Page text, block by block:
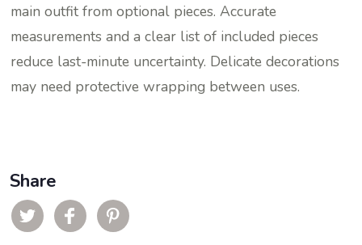
main outfit from optional pieces. Accurate
measurements and a clear list of included pieces
reduce last-minute uncertainty. Delicate decorations
may need protective wrapping between uses.
Share